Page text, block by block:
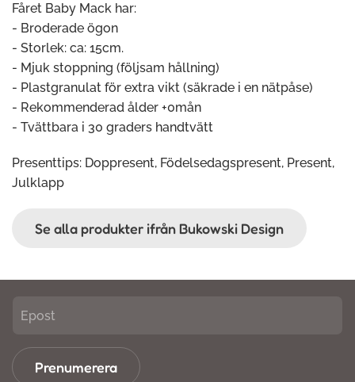
Fåret Baby Mack har:
- Broderade ögon
- Storlek: ca: 15cm.
- Mjuk stoppning (följsam hållning)
- Plastgranulat för extra vikt (säkrade i en nätpåse)
- Rekommenderad ålder +0mån
- Tvättbara i 30 graders handtvätt
Presenttips: Doppresent, Födelsedagspresent, Present,
Julklapp
Se alla produkter ifrån Bukowski Design
Prenumerera